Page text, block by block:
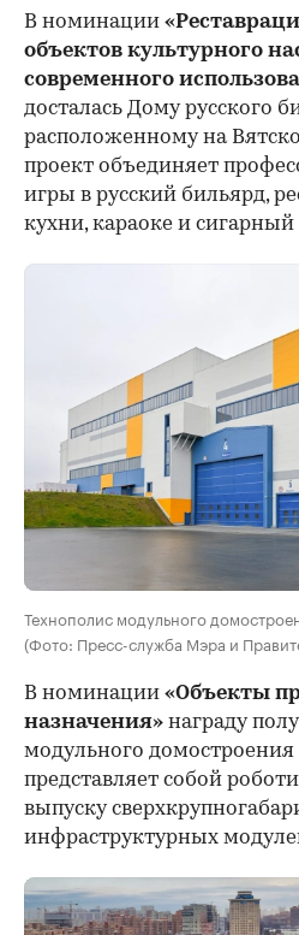
В номинации
объектов культурного
современного
досталась Дому русского
расположенному на
проект объединяет
игры в русский бильярд,
кухни, караоке и сигарный
Технополис модульного
(Фото: Пресс-служба Мэра и
В номинации «Объекты
назначения» награду
модульного
представляет собой
выпуску
инфраструктурных